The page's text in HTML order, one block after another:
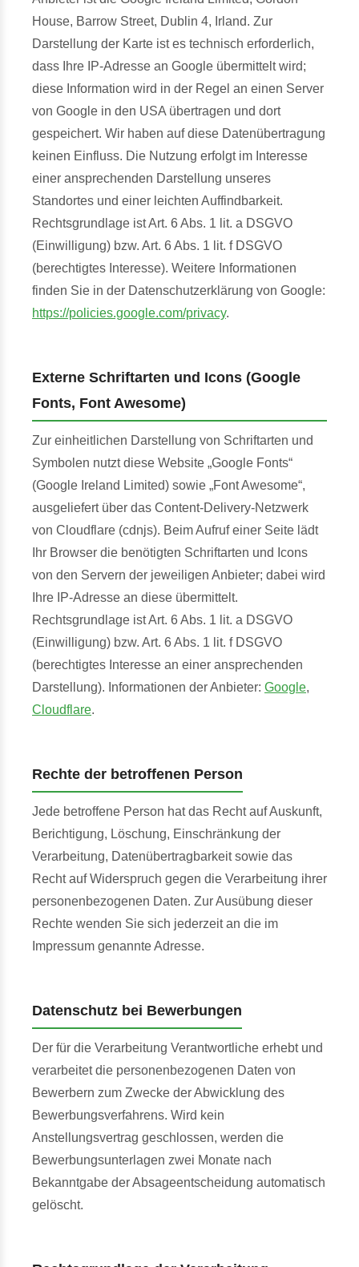
House, Barrow Street, Dublin 4, Irland. Zur
Darstellung der Karte ist es technisch erforderlich,
dass Ihre IP-Adresse an Google übermittelt wird;
diese Information wird in der Regel an einen Server
von Google in den USA übertragen und dort
gespeichert. Wir haben auf diese Datenübertragung
keinen Einfluss. Die Nutzung erfolgt im Interesse
einer ansprechenden Darstellung unseres
Standortes und einer leichten Auffindbarkeit.
Rechtsgrundlage ist Art. 6 Abs. 1 lit. a DSGVO
(Einwilligung) bzw. Art. 6 Abs. 1 lit. f DSGVO
(berechtigtes Interesse). Weitere Informationen
finden Sie in der Datenschutzerklärung von Google:
https://policies.google.com/privacy.
Externe Schriftarten und Icons (Google
Fonts, Font Awesome)
Zur einheitlichen Darstellung von Schriftarten und
Symbolen nutzt diese Website „Google Fonts“
(Google Ireland Limited) sowie „Font Awesome“,
ausgeliefert über das Content-Delivery-Netzwerk
von Cloudflare (cdnjs). Beim Aufruf einer Seite lädt
Ihr Browser die benötigten Schriftarten und Icons
von den Servern der jeweiligen Anbieter; dabei wird
Ihre IP-Adresse an diese übermittelt.
Rechtsgrundlage ist Art. 6 Abs. 1 lit. a DSGVO
(Einwilligung) bzw. Art. 6 Abs. 1 lit. f DSGVO
(berechtigtes Interesse an einer ansprechenden
Darstellung). Informationen der Anbieter: Google,
Cloudflare.
Rechte der betroffenen Person
Jede betroffene Person hat das Recht auf Auskunft,
Berichtigung, Löschung, Einschränkung der
Verarbeitung, Datenübertragbarkeit sowie das
Recht auf Widerspruch gegen die Verarbeitung ihrer
personenbezogenen Daten. Zur Ausübung dieser
Rechte wenden Sie sich jederzeit an die im
Impressum genannte Adresse.
Datenschutz bei Bewerbungen
Der für die Verarbeitung Verantwortliche erhebt und
verarbeitet die personenbezogenen Daten von
Bewerbern zum Zwecke der Abwicklung des
Bewerbungsverfahrens. Wird kein
Anstellungsvertrag geschlossen, werden die
Bewerbungsunterlagen zwei Monate nach
Bekanntgabe der Absageentscheidung automatisch
gelöscht.